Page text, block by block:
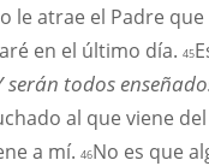
le atrae el Padre
en el último día. 45
serán todos
al que viene
a mí. 46No es que